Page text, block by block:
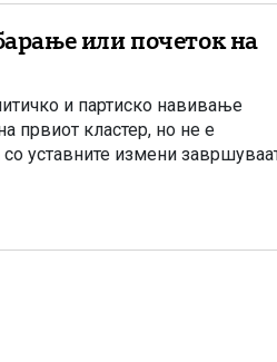
или почеток на
и партиско навивање
првиот кластер, но не е
уставните измени